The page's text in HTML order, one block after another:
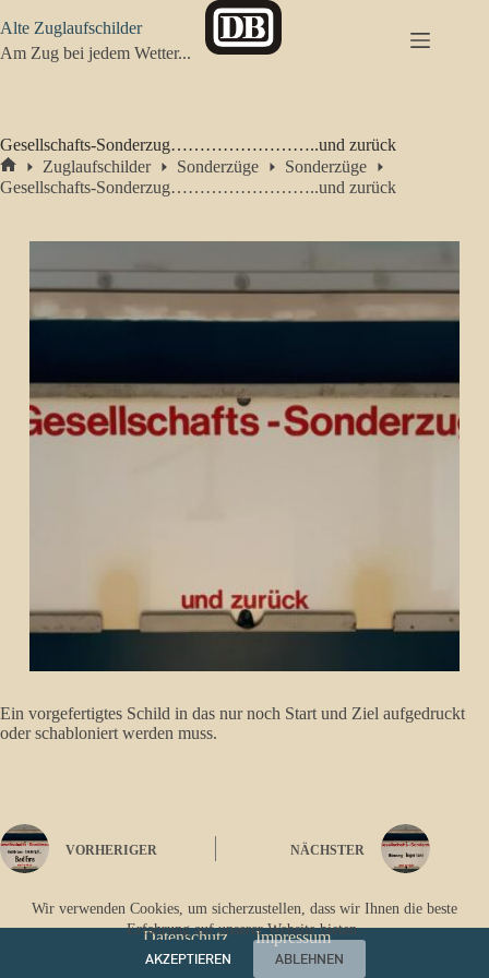
Inhalt
springen
Wir verwenden Cookies, um sicherzustellen, dass wir Ihnen die beste
Erfahrung auf unserer Website bieten.
AKZEPTIEREN
ABLEHNEN
Alte Zuglaufschilder
Am Zug bei jedem Wetter...
Gesellschafts-Sonderzug……………………..und zurück
Start
Zuglaufschilder Sonderzüge
Sonderzüge
Gesellschafts-Sonderzug……………………..und zurück
Ein vorgefertigtes Schild in das nur noch Start und Ziel aufgedruckt
oder schabloniert werden muss.
VORHERIGER NÄCHSTER
Datenschutz Impressum